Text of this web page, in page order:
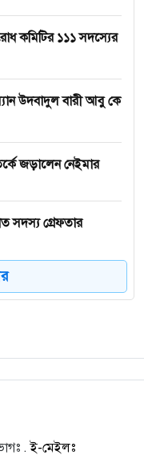
কমিটির ১১১ সদস্যের
উদবাদুল বারী আবু কে
জড়ালেন নেইমার
সদস্য গ্রেফতার
ভবন’ উধাও, প্রশ্নের
পার্কিং ও
.ই-মেইলঃ